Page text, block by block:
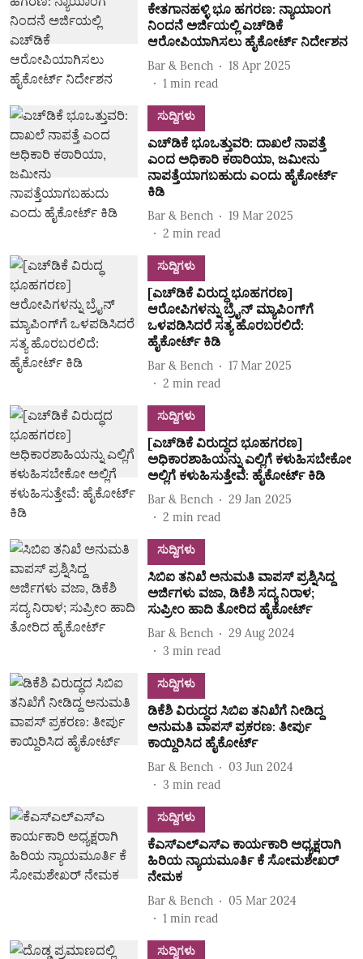
ಕೇತಗಾನಹಳ್ಳಿ ಭೂ ಹಗರಣ: ನ್ಯಾಯಾಂಗ
ನಿಂದನೆ ಅರ್ಜಿಯಲ್ಲಿ ಎಚ್‌ಡಿಕೆ
ಆರೋಪಿಯಾಗಿಸಲು ಹೈಕೋರ್ಟ್‌ ನಿರ್ದೇಶನ
Bar & Bench
18 Apr 2025
1 min read
ಸುದ್ದಿಗಳು
ಎಚ್‌ಡಿಕೆ ಭೂಒತ್ತುವರಿ: ದಾಖಲೆ ನಾಪತ್ತೆ
ಎಂದ ಅಧಿಕಾರಿ ಕಠಾರಿಯಾ, ಜಮೀನು
ನಾಪತ್ತೆಯಾಗಬಹುದು ಎಂದು ಹೈಕೋರ್ಟ್‌
ಕಿಡಿ
Bar & Bench
19 Mar 2025
2 min read
ಸುದ್ದಿಗಳು
[ಎಚ್‌ಡಿಕೆ ವಿರುದ್ಧ ಭೂಹಗರಣ]
ಆರೋಪಿಗಳನ್ನು ಬ್ರೈನ್‌ ಮ್ಯಾಪಿಂಗ್‌ಗೆ
ಒಳಪಡಿಸಿದರೆ ಸತ್ಯ ಹೊರಬರಲಿದೆ:
ಹೈಕೋರ್ಟ್‌ ಕಿಡಿ
Bar & Bench
17 Mar 2025
2 min read
ಸುದ್ದಿಗಳು
[ಎಚ್‌ಡಿಕೆ ವಿರುದ್ಧದ ಭೂಹಗರಣ]
ಅಧಿಕಾರಶಾಹಿಯನ್ನು ಎಲ್ಲಿಗೆ ಕಳುಹಿಸಬೇಕೋ
ಅಲ್ಲಿಗೆ ಕಳುಹಿಸುತ್ತೇವೆ: ಹೈಕೋರ್ಟ್‌ ಕಿಡಿ
Bar & Bench
29 Jan 2025
2 min read
ಸುದ್ದಿಗಳು
ಸಿಬಿಐ ತನಿಖೆ ಅನುಮತಿ ವಾಪಸ್‌ ಪ್ರಶ್ನಿಸಿದ್ದ
ಅರ್ಜಿಗಳು ವಜಾ, ಡಿಕೆಶಿ ಸದ್ಯ ನಿರಾಳ;
ಸುಪ್ರೀಂ ಹಾದಿ ತೋರಿದ ಹೈಕೋರ್ಟ್‌
Bar & Bench
29 Aug 2024
3 min read
ಸುದ್ದಿಗಳು
ಡಿಕೆಶಿ ವಿರುದ್ಧದ ಸಿಬಿಐ ತನಿಖೆಗೆ ನೀಡಿದ್ದ
ಅನುಮತಿ ವಾಪಸ್‌ ಪ್ರಕರಣ: ತೀರ್ಪು
ಕಾಯ್ದಿರಿಸಿದ ಹೈಕೋರ್ಟ್‌
Bar & Bench
03 Jun 2024
3 min read
ಸುದ್ದಿಗಳು
ಕೆಎಸ್‌ಎಲ್‌ಎಸ್‌ಎ ಕಾರ್ಯಕಾರಿ ಅಧ್ಯಕ್ಷರಾಗಿ
ಹಿರಿಯ ನ್ಯಾಯಮೂರ್ತಿ ಕೆ ಸೋಮಶೇಖರ್‌
ನೇಮಕ
Bar & Bench
05 Mar 2024
1 min read
ಸುದ್ದಿಗಳು